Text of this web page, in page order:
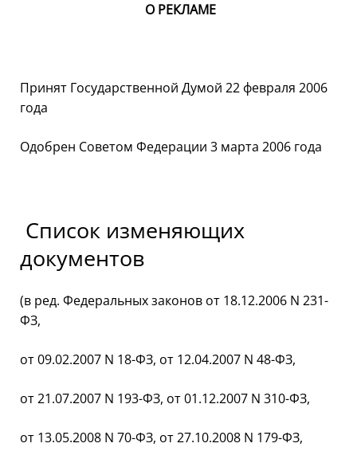
О РЕКЛАМЕ
Принят Государственной Думой 22 февраля 2006
года
Одобрен Советом Федерации 3 марта 2006 года
Список изменяющих
документов
(в ред. Федеральных законов от 18.12.2006 N 231-
ФЗ,
от 09.02.2007 N 18-ФЗ, от 12.04.2007 N 48-ФЗ,
от 21.07.2007 N 193-ФЗ, от 01.12.2007 N 310-ФЗ,
от 13.05.2008 N 70-ФЗ, от 27.10.2008 N 179-ФЗ,